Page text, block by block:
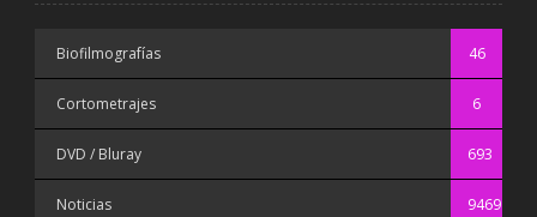
Biofilmografías 46
Cortometrajes 6
DVD / Bluray 693
Noticias 9469